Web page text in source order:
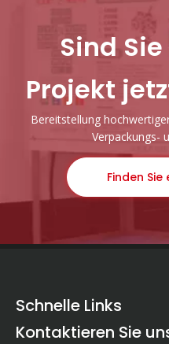
darauf
Sind
Projekt
Bereitstellung
Verpackungs-
Finden
Schnelle Links
Kontaktieren Sie